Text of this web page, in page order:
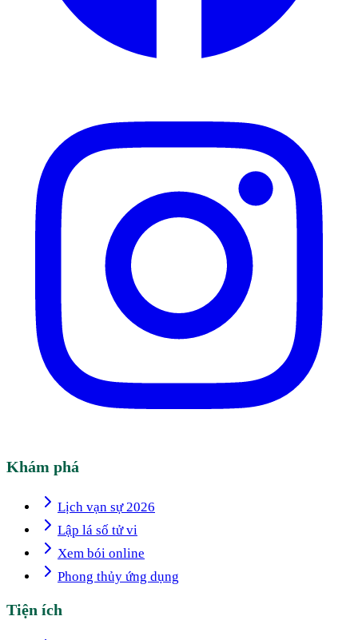
Khám phá
Lịch vạn sự 2026
Lập lá số tử vi
Xem bói online
Phong thủy ứng dụng
Tiện ích